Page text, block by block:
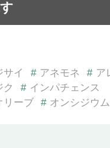
サイ # アネモネ # ア
ク # インパチェンス
リーブ # オンシジウム